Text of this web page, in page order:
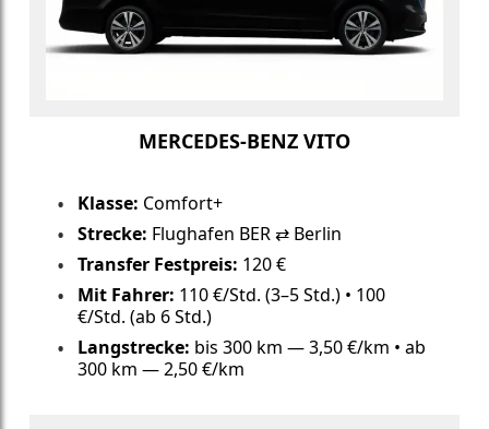
MERCEDES-BENZ VITO
Klasse: Comfort+
Strecke: Flughafen BER ⇄ Berlin
Transfer Festpreis: 120 €
Mit Fahrer: 110 €/Std. (3–5 Std.) • 100
€/Std. (ab 6 Std.)
Langstrecke: bis 300 km — 3,50 €/km • ab
300 km — 2,50 €/km